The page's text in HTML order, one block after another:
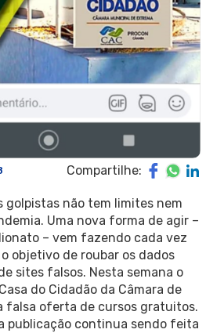
Compartilhe:
golpistas não tem limites nem
Uma nova forma de agir –
– vem fazendo cada vez
objetivo de roubar os dados
sites falsos. Nesta semana o
do Cidadão da Câmara de
falsa oferta de cursos gratuitos.
publicação continua sendo feita